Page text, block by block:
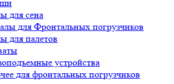
для сена
для Фронтальных погрузчиков
для палетов
устройства
для фронтальных погрузчиков